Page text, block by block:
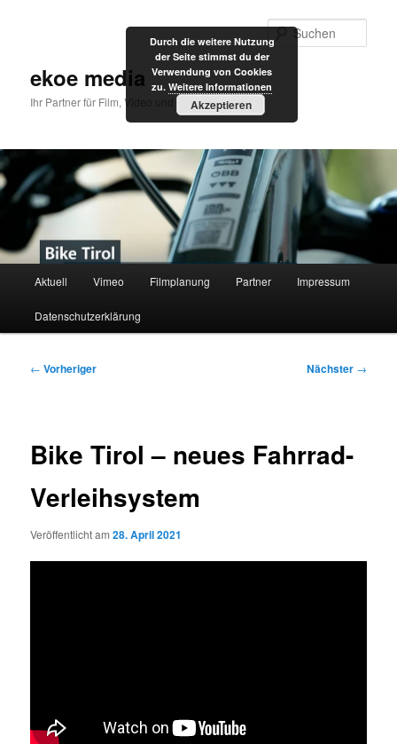
ekoe media
Ihr Partner für Film, Video und Internet
Aktuell Vimeo Filmplanung Partner Impressum
Datenschutzerklärung
Beitragsnavigation
← Vorheriger Nächster →
Bike Tirol – neues Fahrrad-
Verleihsystem
Veröffentlicht am28. April 2021
Durch die weitere Nutzung
der Seite stimmst du der
Verwendung von Cookies
zu. Weitere Informationen
Akzeptieren